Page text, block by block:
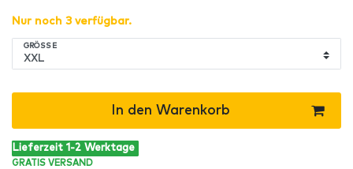
Nur noch 3 verfügbar.
GRÖSSE
In den Warenkorb
Lieferzeit 1-2 Werktage
GRATIS VERSAND